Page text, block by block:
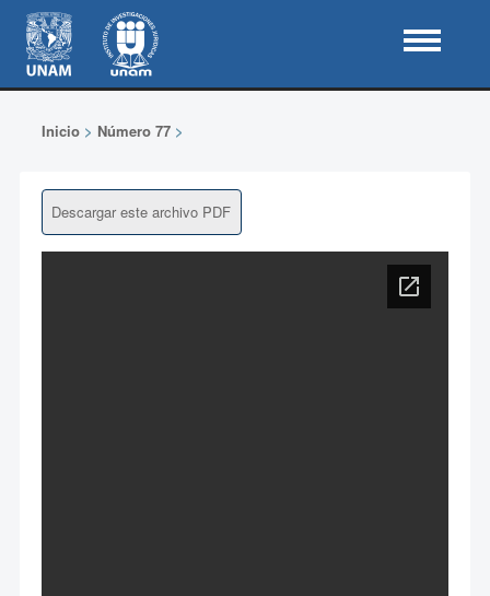
Inicio> Número 77>
Descargar este archivo PDF